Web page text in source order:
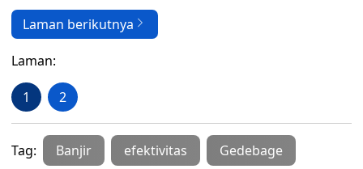
Laman berikutnya
Laman:
1 2
Tag: Banjir efektivitas Gedebage